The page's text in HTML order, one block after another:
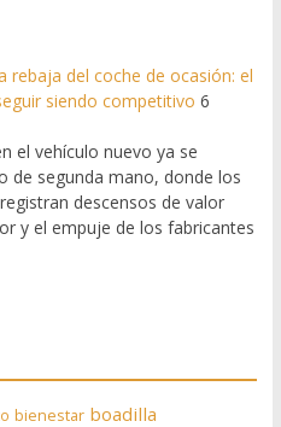
rebaja del coche de ocasión: el
siendo competitivo 6
el vehículo nuevo ya se
de segunda mano, donde los
descensos de valor
y el empuje de los fabricantes
bienestar boadilla